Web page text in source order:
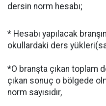
dersin norm hesabı;
* Hesabı yapılacak
okullardaki ders
*O branşta çıkan toplam
çıkan sonuç o bölgede
norm sayısıdır,